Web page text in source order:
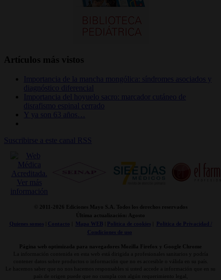
Artículos más vistos
Importancia de la mancha mongólica: síndromes asociados y
diagnóstico diferencial
Importancia del hoyuelo sacro: marcador cutáneo de
disrafismo espinal cerrado
Y ya son 63 años…
Suscribirse a este canal RSS
© 2011- 2026 Ediciones Mayo S.A. Todos los derechos reservados
Última actualización: Agosto
Quienes somos| Contacto Mapa WEB| Politica de cookies|
Politica de Privacidad /
Condiciones de uso
Página web optimizada para navegadores Mozilla Firefox y Google Chrome
La información contenida en esta web está dirigida a profesionales sanitarios y podría
contener datos sobre productos o información que no es accesible o válida en su país.
Le hacemos saber que no nos hacemos responsables si usted accede a información que en su
país de origen puede que no cumpla con algún requerimiento legal,